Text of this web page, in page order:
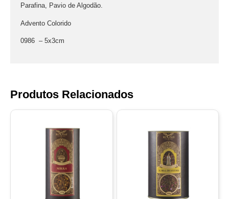
Parafina, Pavio de Algodão.
Advento Colorido
0986 – 5x3cm
Produtos Relacionados